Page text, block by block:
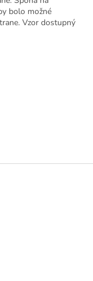
bolo možné
Vzor dostupný